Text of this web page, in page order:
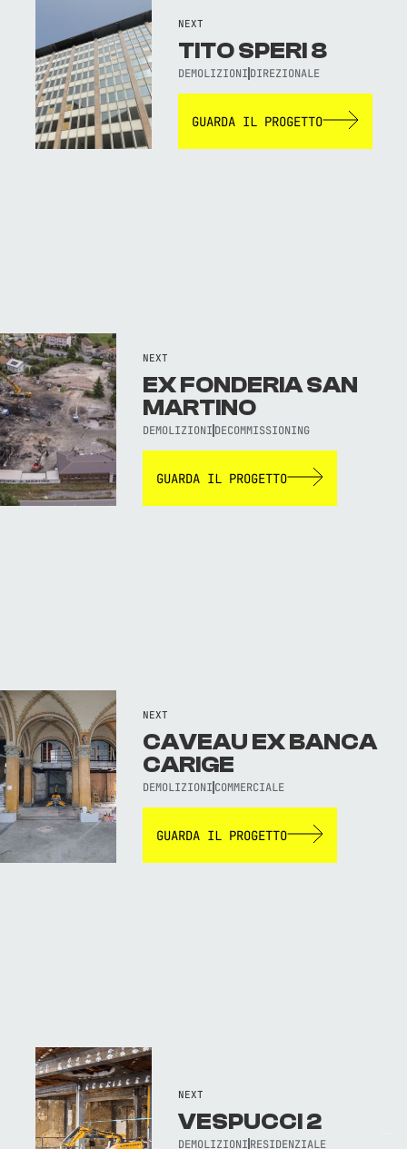
TORNA AL SITO WEB
NEXT
TITO SPERI 8
DEMOLIZIONI DIREZIONALE
GUARDA IL PROGETTO
NEXT
EX FONDERIA SAN
MARTINO
DEMOLIZIONI DECOMMISSIONING
GUARDA IL PROGETTO
NEXT
CAVEAU EX BANCA
CARIGE
DEMOLIZIONI COMMERCIALE
GUARDA IL PROGETTO
NEXT
VESPUCCI 2
DEMOLIZIONI RESIDENZIALE